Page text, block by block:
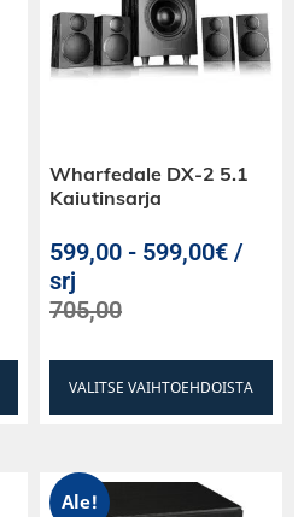
Wharfedale DX-2 5.1
Kaiutinsarja
599,00 - 599,00€ /
srj
705,00
VALITSE VAIHTOEHDOISTA
Ale!